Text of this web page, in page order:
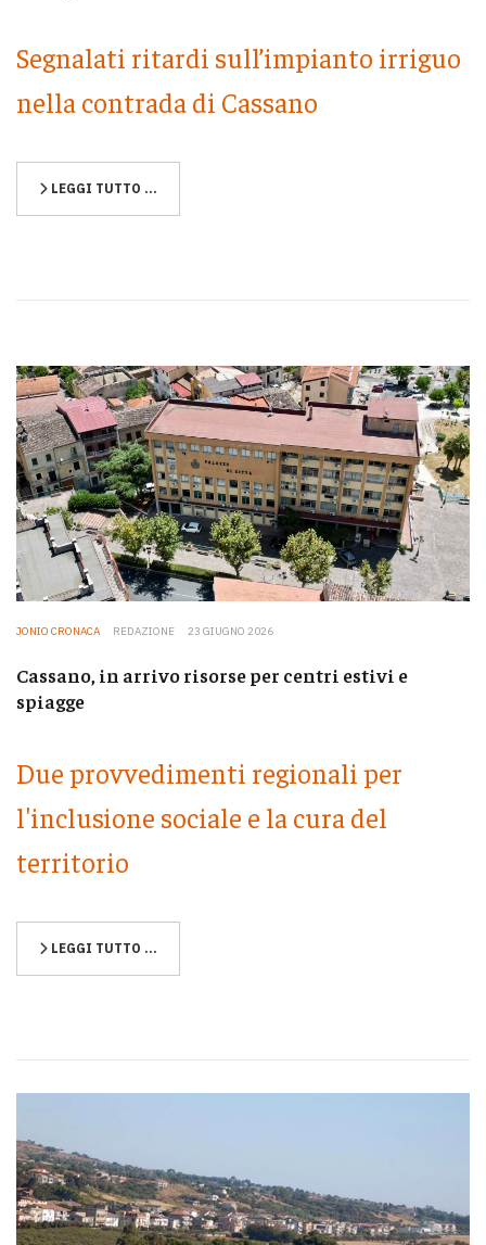
Segnalati ritardi sull’impianto irriguo
nella contrada di Cassano
LEGGI TUTTO …
JONIO CRONACA REDAZIONE 23 GIUGNO 2026
Cassano, in arrivo risorse per centri estivi e
spiagge
Due provvedimenti regionali per
l'inclusione sociale e la cura del
territorio
LEGGI TUTTO …